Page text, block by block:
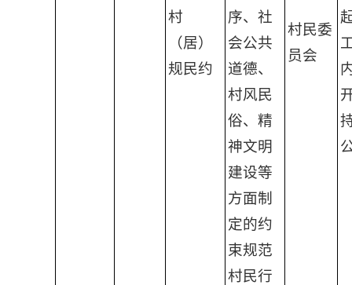
村
（居）
规民约
序、社
会公共
道德、
村风民
俗、精
神文明
建设等
方面制
定的约
束规范
村民行
村民委
员会